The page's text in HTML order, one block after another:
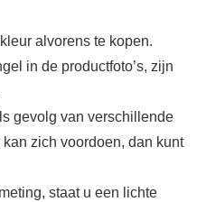
alvorens te kopen.
in de productfoto’s, zijn
gevolg van verschillende
zich voordoen, dan kunt
staat u een lichte